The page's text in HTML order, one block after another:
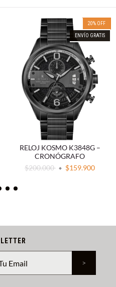
20% OFF
ENVÍO GRATIS
RELOJ KOSMO K3848G –
CRONÓGRAFO
$200.000
$159.900